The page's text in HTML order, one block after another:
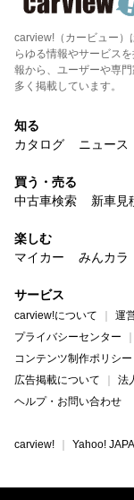
carview!（カービュー）
らゆる情報やサービス
報から、ユーザーや専
多く掲載しています。
知る
カタログ
ニュース
買う・売る
中古車検索
新車見
楽しむ
マイカー
みんカラ
サービス
carview!について 運
プライバシーセンター
コンテンツ制作ポリシー
広告掲載について
法
ヘルプ・お問い合わせ
carview! Yahoo!